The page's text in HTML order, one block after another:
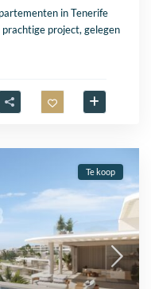
in Tenerife
project, gelegen
Te koop